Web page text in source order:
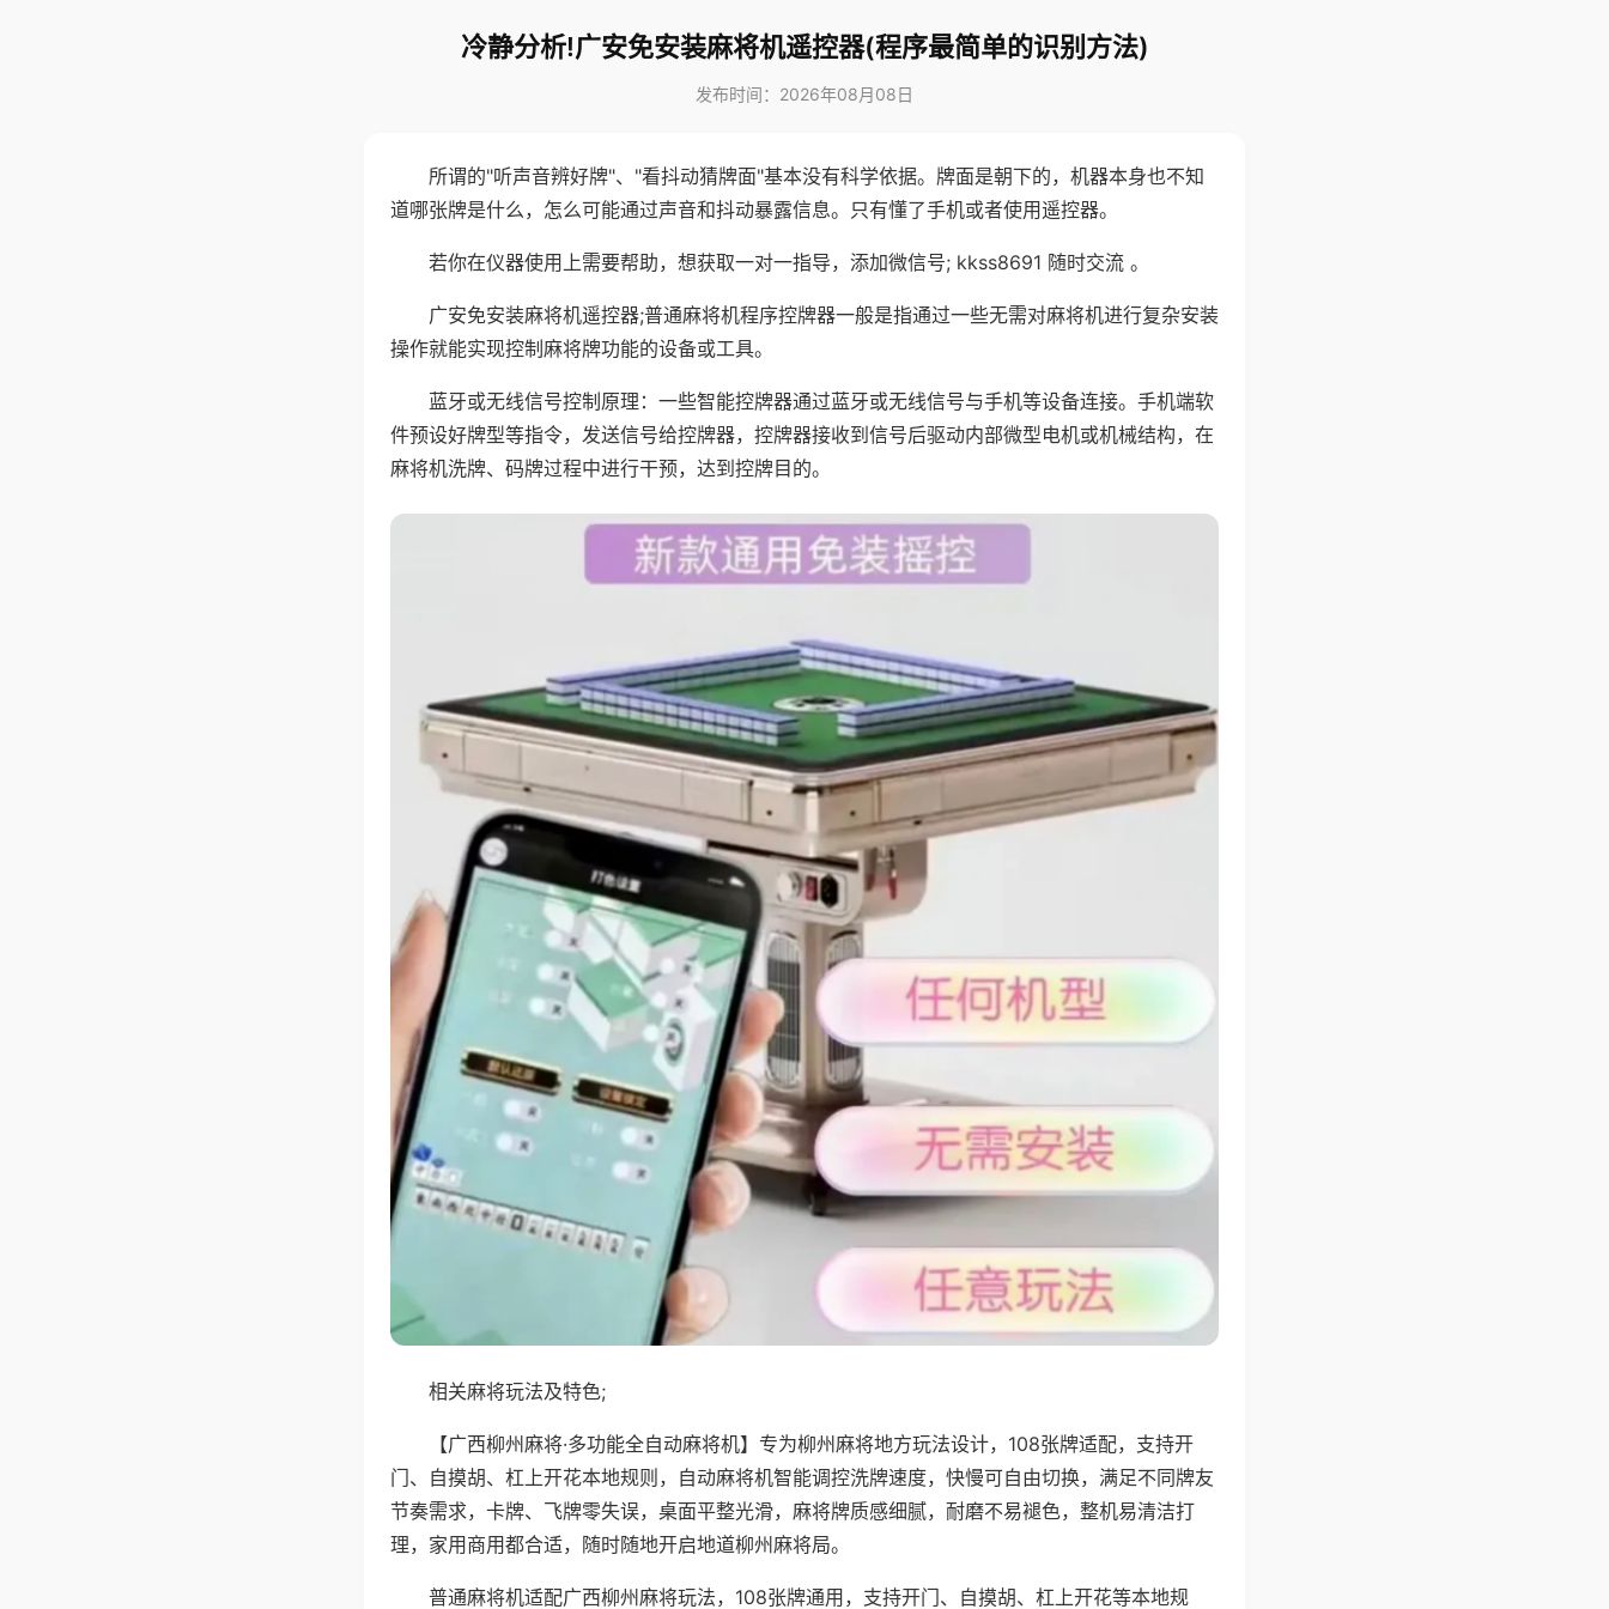
冷静分析!广安免安装麻将机遥控器(程序最简单的识别方法)
发布时间：2026年08月08日
所谓的"听声音辨好牌"、"看抖动猜牌面"基本没有科学依据。牌面是朝下的，机器本身也不知
道哪张牌是什么，怎么可能通过声音和抖动暴露信息。只有懂了手机或者使用遥控器。
若你在仪器使用上需要帮助，想获取一对一指导，添加微信号; kkss8691 随时交流 。
广安免安装麻将机遥控器;普通麻将机程序控牌器一般是指通过一些无需对麻将机进行复杂安装
操作就能实现控制麻将牌功能的设备或工具。
蓝牙或无线信号控制原理：一些智能控牌器通过蓝牙或无线信号与手机等设备连接。手机端软
件预设好牌型等指令，发送信号给控牌器，控牌器接收到信号后驱动内部微型电机或机械结构，在
麻将机洗牌、码牌过程中进行干预，达到控牌目的。
相关麻将玩法及特色;
【广西柳州麻将·多功能全自动麻将机】专为柳州麻将地方玩法设计，108张牌适配，支持开
门、自摸胡、杠上开花本地规则，自动麻将机智能调控洗牌速度，快慢可自由切换，满足不同牌友
节奏需求，卡牌、飞牌零失误，桌面平整光滑，麻将牌质感细腻，耐磨不易褪色，整机易清洁打
理，家用商用都合适，随时随地开启地道柳州麻将局。
普通麻将机适配广西柳州麻将玩法，108张牌通用，支持开门、自摸胡、杠上开花等本地规